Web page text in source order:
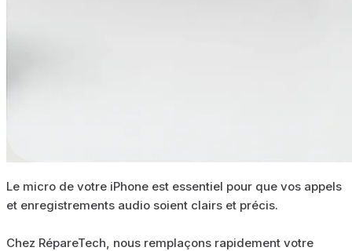
Le micro de votre iPhone est essentiel pour que vos appels
et enregistrements audio soient clairs et précis.
Chez RépareTech, nous remplaçons rapidement votre